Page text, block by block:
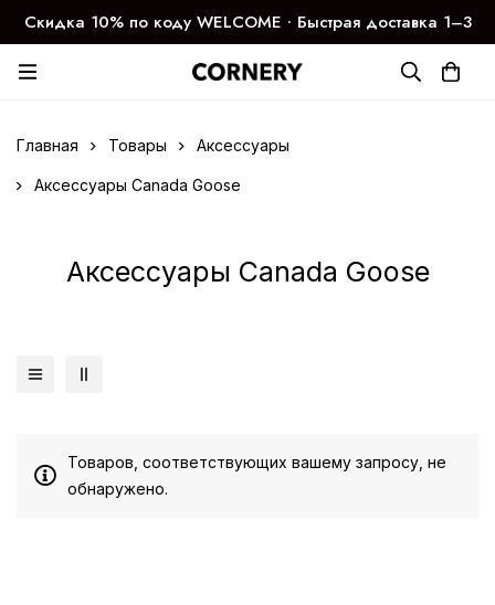
Скидка 10% по коду WELCOME ∙ Быстрая доставка 1–3
дня
Главная Товары Аксессуары
Аксессуары Canada Goose
Аксессуары Canada Goose
Товаров, соответствующих вашему запросу, не
обнаружено.